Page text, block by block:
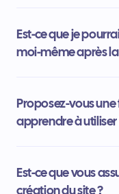
Est-ce que je
moi-même après
Proposez-vous
apprendre à utiliser
Est-ce que vous
création du site ?